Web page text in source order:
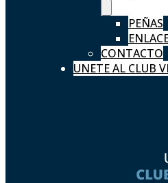
PEÑAS
CONTACTO
UNETE AL CLUB